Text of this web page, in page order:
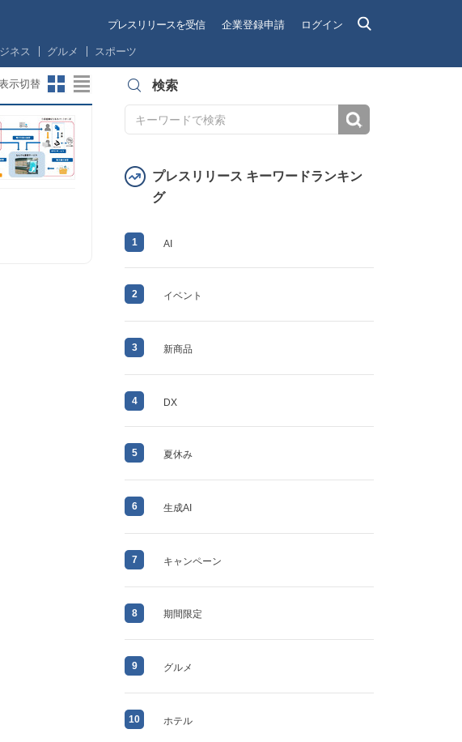
プレスリリースを受信 企業登録申請 ログイン
ネス グルメ スポーツ
示切替 検索
プレスリリース キーワードランキン
グ
1 AI
2 イベント
3 新商品
4 DX
5 夏休み
6 生成AI
7 キャンペーン
8 期間限定
9 グルメ
10 ホテル